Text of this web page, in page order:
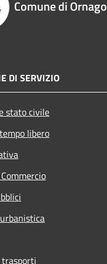
Comune di Ornago
DI SERVIZIO
stato civile
libero